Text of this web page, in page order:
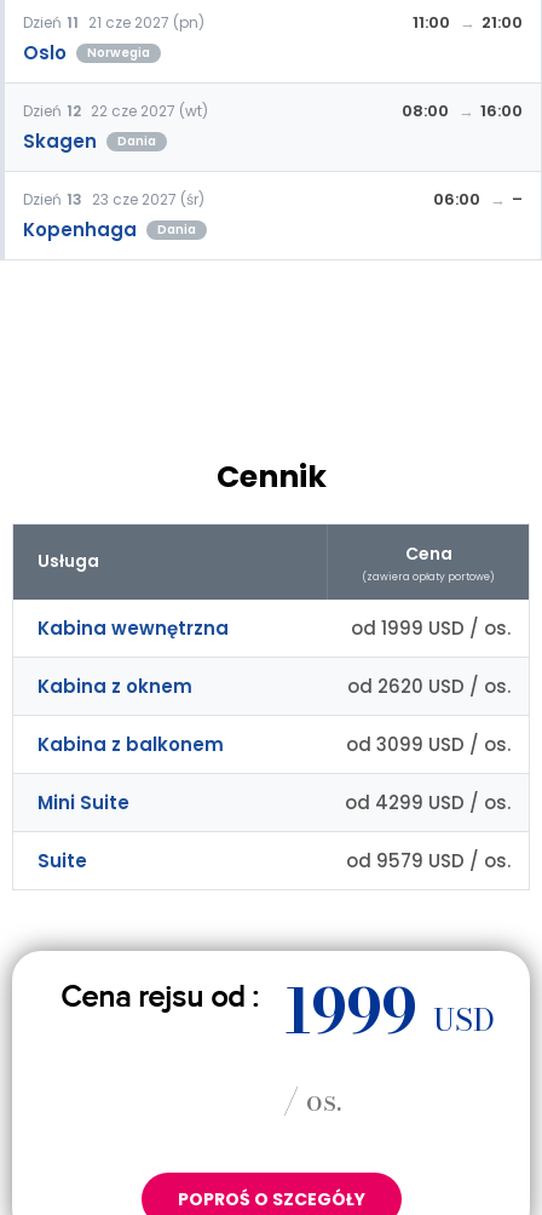
Dzień 11 21 cze 2027 (pn)
Oslo Norwegia
11:00 21:00
Dzień 12 22 cze 2027 (wt)
Skagen Dania
08:00 16:00
Dzień 13 23 cze 2027 (śr)
Kopenhaga Dania
06:00 –
Cennik
Usługa Cena
(zawiera opłaty portowe)
Kabina wewnętrzna od 1999 USD / os.
Kabina z oknem od 2620 USD / os.
Kabina z balkonem od 3099 USD / os.
Mini Suite od 4299 USD / os.
Suite od 9579 USD / os.
Cena rejsu od : 1999 USD
/ os.
POPROŚ O SZCEGÓŁY